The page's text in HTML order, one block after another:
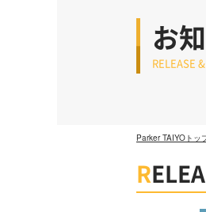
お
RELEASE
Parker TAIYOトッ
R